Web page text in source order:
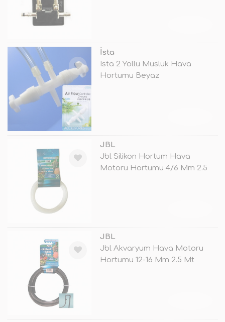
İsta
Ista 2 Yollu Musluk Hava
Hortumu Beyaz
JBL
Jbl Silikon Hortum Hava
Motoru Hortumu 4/6 Mm 2.5
JBL
Jbl Akvaryum Hava Motoru
Hortumu 12-16 Mm 2.5 Mt